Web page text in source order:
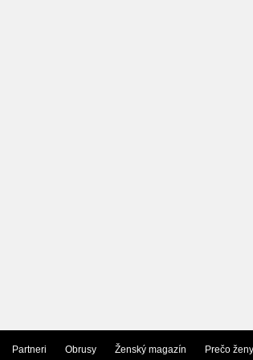
Partneri Obrusy Ženský magazín Prečo